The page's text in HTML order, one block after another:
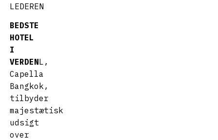
LEDEREN
BEDSTE
HOTEL
I
VERDENL,
Capella
Bangkok,
tilbyder
majestætisk
udsigt
over